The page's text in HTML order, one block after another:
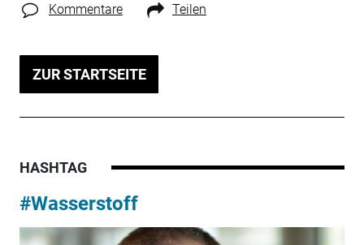
Kommentare Teilen
ZUR STARTSEITE
HASHTAG
#Wasserstoff